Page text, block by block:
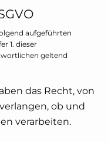
aufgeführten
1. dieser
geltend
das Recht, von
ob und
verarbeiten.